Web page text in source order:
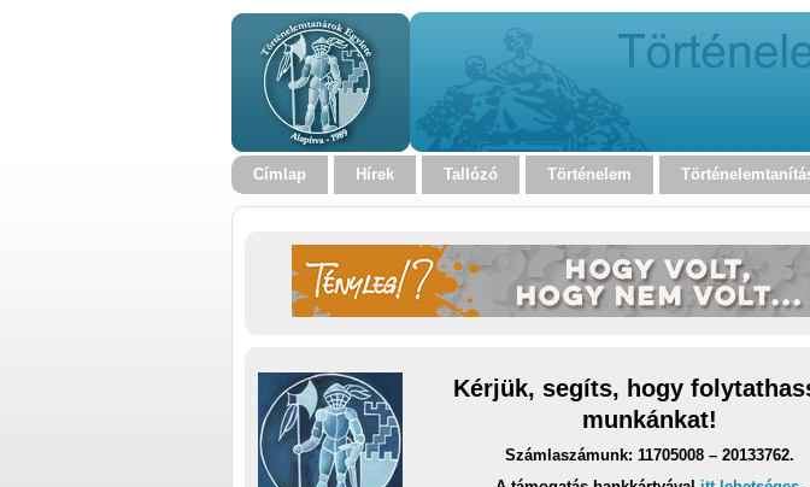
Címlap Hírek Tallózó Történelem
Kérjük, segíts, hogy
munkánkat!
Számlaszámunk: 11705008 – 20133762.